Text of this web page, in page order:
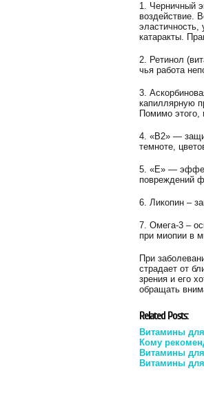
1. Черничный
воздействие.
катаракты.
2. Ретинол
чья работа
3.
капиллярную
Помимо
4. «В2» —
темноте,
5. «Е» —
повреждений
6. Ликопин –
7. Омега-3 –
при миопии в
При
страдает от
зрения и его
обращать
Related Posts:
Витамины
Кому
Витамины
Витамины для